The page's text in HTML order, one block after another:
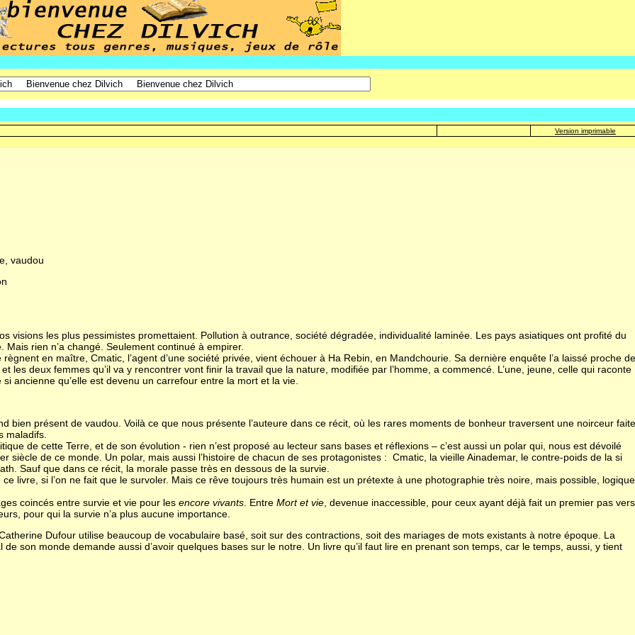
Version imprimable
vaudou
visions les plus pessimistes promettaient. Pollution à outrance, société dégradée, individualité laminée. Les pays asiatiques ont profité du
rien n’a changé. Seulement continué à empirer.
en maître, Cmatic, l’agent d’une société privée, vient échouer à Ha Rebin, en Mandchourie. Sa dernière enquête l’a laissé proche de
les deux femmes qu’il va y rencontrer vont finir la travail que la nature, modifiée par l’homme, a commencé. L’une, jeune, celle qui raconte
ancienne qu’elle est devenu un carrefour entre la mort et la vie.
bien présent de vaudou. Voilà ce que nous présente l’auteure dans ce récit, où les rares moments de bonheur traversent une noirceur faite
maladifs.
de cette Terre, et de son évolution - rien n’est proposé au lecteur sans bases et réflexions – c’est aussi un polar qui, nous est dévoilé
siècle de ce monde. Un polar, mais aussi l’histoire de chacun de ses protagonistes : Cmatic, la vieille Ainademar, le contre-poids de la si
Sauf que dans ce récit, la morale passe très en dessous de la survie.
livre, si l’on ne fait que le survoler. Mais ce rêve toujours très humain est un prétexte à une photographie très noire, mais possible, logique
coincés entre survie et vie pour les encore vivants . Entre Mort et vie , devenue inaccessible, pour ceux ayant déjà fait un premier pas vers
pour qui la survie n’a plus aucune importance.
Dufour utilise beaucoup de vocabulaire basé, soit sur des contractions, soit des mariages de mots existants à notre époque. La
son monde demande aussi d’avoir quelques bases sur le notre. Un livre qu’il faut lire en prenant son temps, car le temps, aussi, y tient